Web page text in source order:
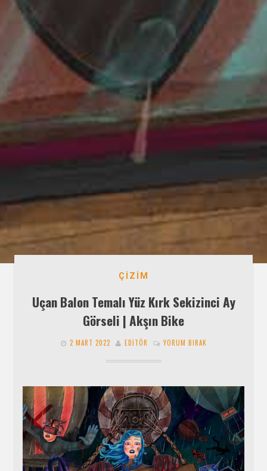
ÇIZIM
Uçan Balon Temalı Yüz Kırk Sekizinci Ay
Görseli | Akşın Bike
2 MART 2022 EDITÖR YORUM BIRAK